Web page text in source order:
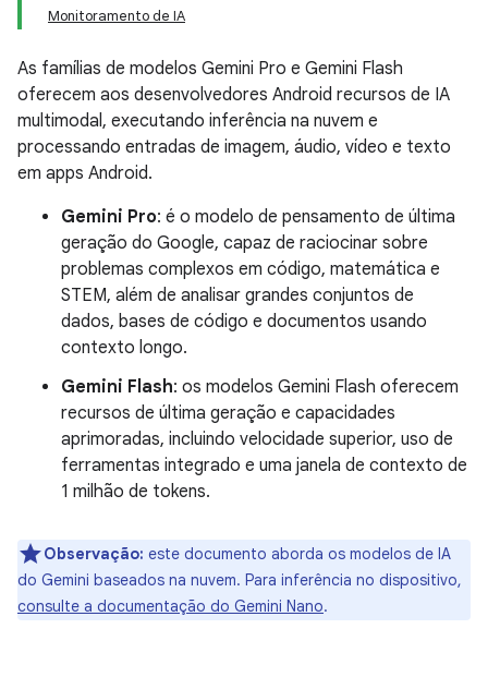
Monitoramento de IA
As famílias de modelos Gemini Pro e Gemini Flash
oferecem aos desenvolvedores Android recursos de IA
multimodal, executando inferência na nuvem e
processando entradas de imagem, áudio, vídeo e texto
em apps Android.
Gemini Pro: é o modelo de pensamento de última
geração do Google, capaz de raciocinar sobre
problemas complexos em código, matemática e
STEM, além de analisar grandes conjuntos de
dados, bases de código e documentos usando
contexto longo.
Gemini Flash: os modelos Gemini Flash oferecem
recursos de última geração e capacidades
aprimoradas, incluindo velocidade superior, uso de
ferramentas integrado e uma janela de contexto de
1 milhão de tokens.
Observação: este documento aborda os modelos de IA
do Gemini baseados na nuvem. Para inferência no dispositivo,
consulte a documentação do Gemini Nano.